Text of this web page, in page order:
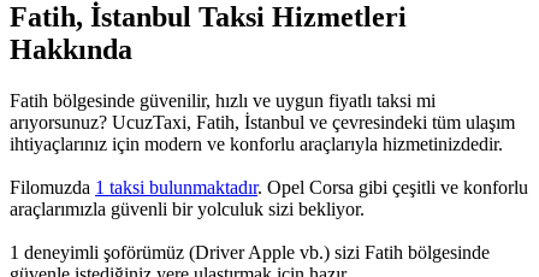
Fatih, İstanbul Taksi Hizmetleri
Hakkında
Fatih bölgesinde güvenilir, hızlı ve uygun fiyatlı taksi mi
arıyorsunuz? UcuzTaxi, Fatih, İstanbul ve çevresindeki tüm ulaşım
ihtiyaçlarınız için modern ve konforlu araçlarıyla hizmetinizdedir.
Filomuzda 1 taksi bulunmaktadır. Opel Corsa gibi çeşitli ve konforlu
araçlarımızla güvenli bir yolculuk sizi bekliyor.
1 deneyimli şoförümüz (Driver Apple vb.) sizi Fatih bölgesinde